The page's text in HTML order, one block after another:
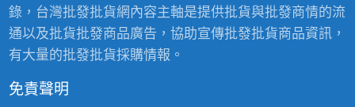
錄，台灣批發批貨網內容主軸是提供批貨與批發商情的流
通以及批貨批發商品廣告，協助宣傳批發批貨商品資訊，
有大量的批發批貨採購情報。
免責聲明